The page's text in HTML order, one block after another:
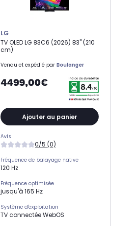
LG
TV OLED LG 83C6 (2026) 83" (210
cm)
Vendu et expédié par Boulanger
4499,00€
Ajouter au panier
Avis
0/5 (0)
Fréquence de balayage native
120 Hz
Fréquence optimisée
jusqu'à 165 Hz
Système d'exploitation
TV connectée WebOS